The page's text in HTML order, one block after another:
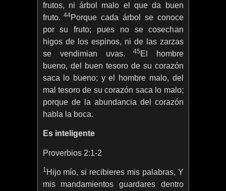
frutos, ni árbol malo el que da buen
fruto. 44Porque cada árbol se conoce
por su fruto; pues no se cosechan
higos de los espinos, ni de las zarzas
se vendimian uvas. 45 El hombre
bueno, del buen tesoro de su corazón
saca lo bueno; y el hombre malo, del
mal tesoro de su corazón saca lo malo;
porque de la abundancia del corazón
habla la boca.
Es inteligente
Proverbios 2:1-2
1 Hijo mío, si recibieres mis palabras, Y
mis mandamientos guardares dentro